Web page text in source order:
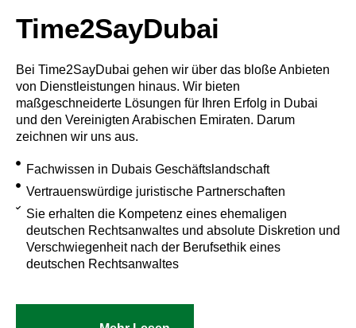
Time2SayDubai
Bei Time2SayDubai gehen wir über das bloße Anbieten
von Dienstleistungen hinaus. Wir bieten
maßgeschneiderte Lösungen für Ihren Erfolg in Dubai
und den Vereinigten Arabischen Emiraten. Darum
zeichnen wir uns aus.
Fachwissen in Dubais Geschäftslandschaft
Vertrauenswürdige juristische Partnerschaften
Sie erhalten die Kompetenz eines ehemaligen
deutschen Rechtsanwaltes und absolute Diskretion und
Verschwiegenheit nach der Berufsethik eines
deutschen Rechtsanwaltes